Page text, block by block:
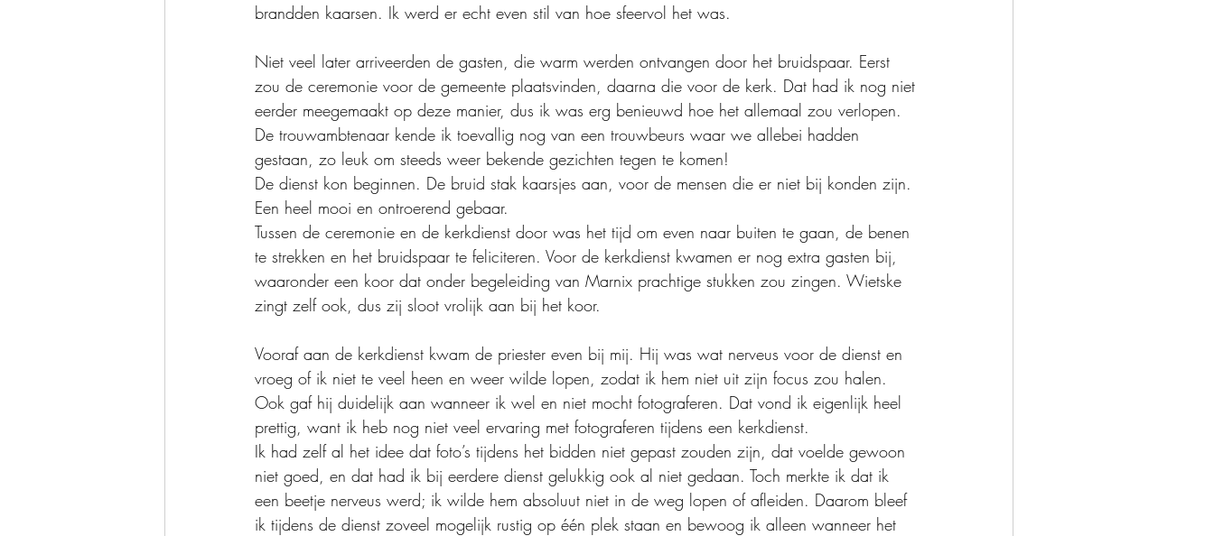
brandden kaarsen. Ik werd er echt even stil van hoe sfeervol het was.
Niet veel later arriveerden de gasten, die warm werden ontvangen door het bruidspaar. Eerst
zou de ceremonie voor de gemeente plaatsvinden, daarna die voor de kerk. Dat had ik nog niet
eerder meegemaakt op deze manier, dus ik was erg benieuwd hoe het allemaal zou verlopen.
De trouwambtenaar kende ik toevallig nog van een trouwbeurs waar we allebei hadden
gestaan, zo leuk om steeds weer bekende gezichten tegen te komen!
De dienst kon beginnen. De bruid stak kaarsjes aan, voor de mensen die er niet bij konden zijn.
Een heel mooi en ontroerend gebaar.
Tussen de ceremonie en de kerkdienst door was het tijd om even naar buiten te gaan, de benen
te strekken en het bruidspaar te feliciteren. Voor de kerkdienst kwamen er nog extra gasten bij,
waaronder een koor dat onder begeleiding van Marnix prachtige stukken zou zingen. Wietske
zingt zelf ook, dus zij sloot vrolijk aan bij het koor.
Vooraf aan de kerkdienst kwam de priester even bij mij. Hij was wat nerveus voor de dienst en
vroeg of ik niet te veel heen en weer wilde lopen, zodat ik hem niet uit zijn focus zou halen.
Ook gaf hij duidelijk aan wanneer ik wel en niet mocht fotograferen. Dat vond ik eigenlijk heel
prettig, want ik heb nog niet veel ervaring met fotograferen tijdens een kerkdienst.
Ik had zelf al het idee dat foto’s tijdens het bidden niet gepast zouden zijn, dat voelde gewoon
niet goed, en dat had ik bij eerdere dienst gelukkig ook al niet gedaan. Toch merkte ik dat ik
een beetje nerveus werd; ik wilde hem absoluut niet in de weg lopen of afleiden. Daarom bleef
ik tijdens de dienst zoveel mogelijk rustig op één plek staan en bewoog ik alleen wanneer het